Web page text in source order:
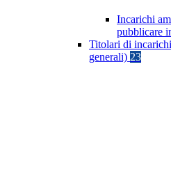
Incarichi
pubblicare
Titolari di
generali) 23